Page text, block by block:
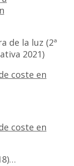
de la luz (2ª
2021)